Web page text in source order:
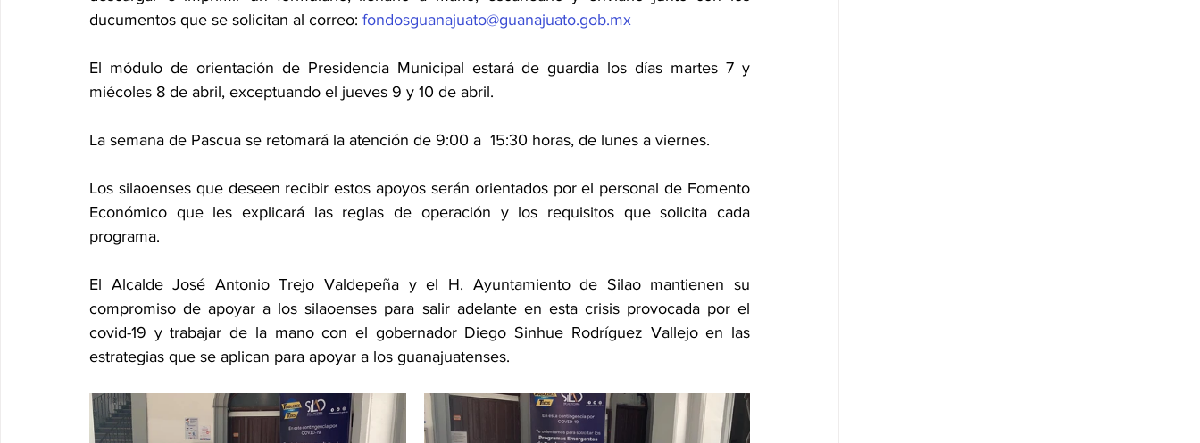
ducumentos que se solicitan al correo: fondosguanajuato@guanajuato.gob.mx
El módulo de orientación de Presidencia Municipal estará de guardia los días martes 7 y
miécoles 8 de abril, exceptuando el jueves 9 y 10 de abril.
La semana de Pascua se retomará la atención de 9:00 a  15:30 horas, de lunes a viernes.
Los silaoenses que deseen recibir estos apoyos serán orientados por el personal de Fomento
Económico que les explicará las reglas de operación y los requisitos que solicita cada
programa.
El Alcalde José Antonio Trejo Valdepeña y el H. Ayuntamiento de Silao mantienen su
compromiso de apoyar a los silaoenses para salir adelante en esta crisis provocada por el
covid-19 y trabajar de la mano con el gobernador Diego Sinhue Rodríguez Vallejo en las
estrategias que se aplican para apoyar a los guanajuatenses.